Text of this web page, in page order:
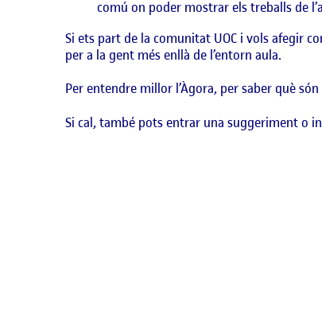
comú on poder mostrar els treballs de
Si ets part de la comunitat UOC i vols afegir
per a la gent més enllà de l’entorn aula.
Per entendre millor l’Àgora, per saber què
Si cal, també pots entrar una suggeriment o